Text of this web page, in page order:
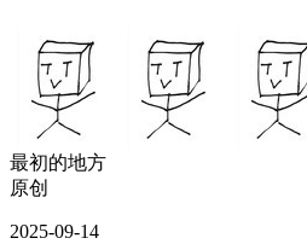
最初的地方
原创
2025-09-14